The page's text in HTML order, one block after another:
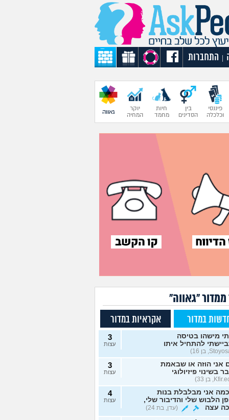
התחברות
פיננסי
וכלכלה
בין
הסדינים
חיות
מחמד
יוקר
המחיה
גאווה
ממדור "גאווה"
במדור אקראיות במדור
מישהו בטיסה
להתחיל איתו
3
עצות
אני הוזה או שבאמת
בשינוי פיזיולוגי
3
עצות
אני מבלבלת בנות
הלבוש שלי והדיבור שלי,
עצה
(עדן, בת 24)
4
עצות